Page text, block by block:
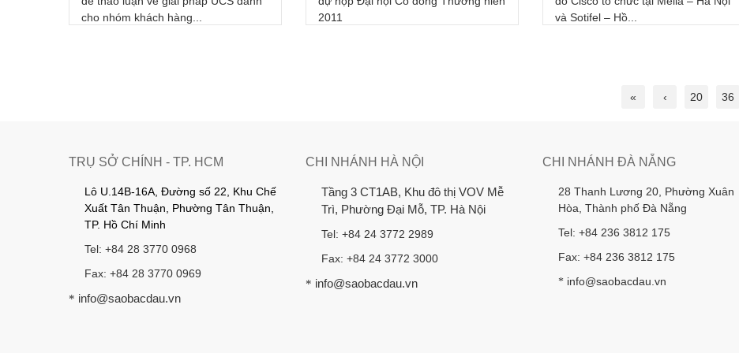
cho nhóm khách hàng...
2011
và Sotifel – Hồ...
« ‹ 20 36
TRỤ SỞ CHÍNH - TP. HCM
Lô U.14B-16A, Đường số 22, Khu Chế
Xuất Tân Thuận, Phường Tân Thuận,
TP. Hồ Chí Minh
Tel: +84 28 3770 0968
Fax: +84 28 3770 0969
* info@saobacdau.vn
CHI NHÁNH HÀ NỘI
Tầng 3 CT1AB, Khu đô thị VOV Mễ
Trì, Phường Đại Mỗ, TP. Hà Nội
Tel: +84 24 3772 2989
Fax: +84 24 3772 3000
* info@saobacdau.vn
CHI NHÁNH ĐÀ NẴNG
28 Thanh Lương 20, Phường Xuân
Hòa, Thành phố Đà Nẵng
Tel: +84 236 3812 175
Fax: +84 236 3812 175
* info@saobacdau.vn